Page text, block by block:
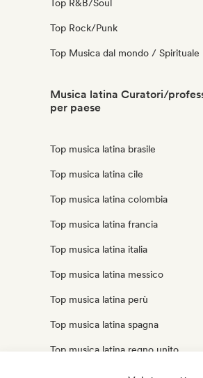
Top R&B/Soul
Top Rock/Punk
Top Musica dal mondo / Spirituale
Musica latina Curatori/
per paese
Top musica latina brasile
Top musica latina cile
Top musica latina colombia
Top musica latina francia
Top musica latina italia
Top musica latina messico
Top musica latina perù
Top musica latina spagna
Top musica latina regno unito
Top musica latina stati uniti